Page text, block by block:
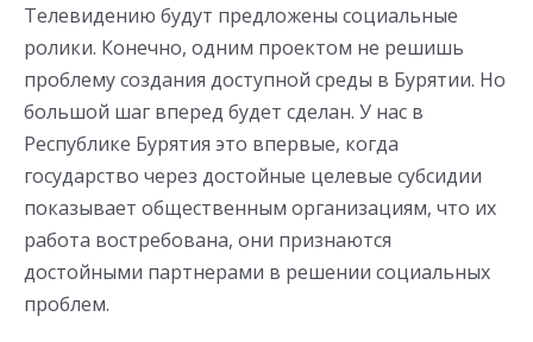
Телевидению будут предложены социальные
ролики. Конечно, одним проектом не решишь
проблему создания доступной среды в Бурятии. Но
большой шаг вперед будет сделан. У нас в
Республике Бурятия это впервые, когда
государство через достойные целевые субсидии
показывает общественным организациям, что их
работа востребована, они признаются
достойными партнерами в решении социальных
проблем.